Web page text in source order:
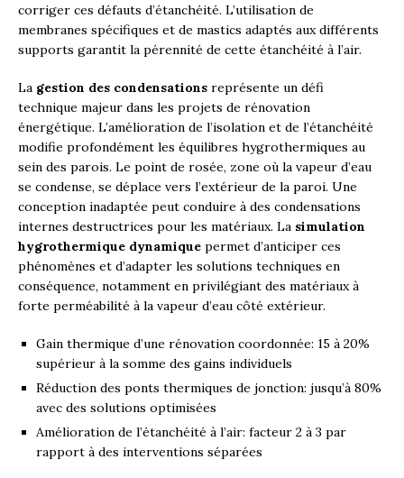
corriger ces défauts d’étanchéité. L’utilisation de
membranes spécifiques et de mastics adaptés aux différents
supports garantit la pérennité de cette étanchéité à l’air.
La gestion des condensations représente un défi
technique majeur dans les projets de rénovation
énergétique. L’amélioration de l’isolation et de l’étanchéité
modifie profondément les équilibres hygrothermiques au
sein des parois. Le point de rosée, zone où la vapeur d’eau
se condense, se déplace vers l’extérieur de la paroi. Une
conception inadaptée peut conduire à des condensations
internes destructrices pour les matériaux. La simulation
hygrothermique dynamique permet d’anticiper ces
phénomènes et d’adapter les solutions techniques en
conséquence, notamment en privilégiant des matériaux à
forte perméabilité à la vapeur d’eau côté extérieur.
Gain thermique d’une rénovation coordonnée: 15 à 20%
supérieur à la somme des gains individuels
Réduction des ponts thermiques de jonction: jusqu’à 80%
avec des solutions optimisées
Amélioration de l’étanchéité à l’air: facteur 2 à 3 par
rapport à des interventions séparées